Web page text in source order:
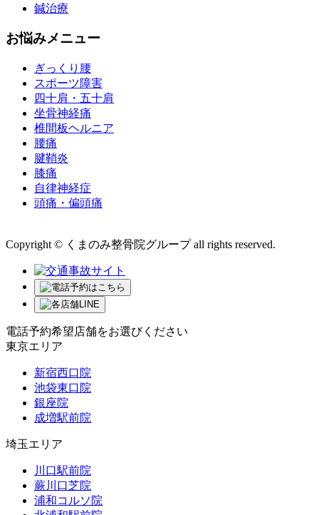
鍼治療
お悩みメニュー
ぎっくり腰
スポーツ障害
四十肩・五十肩
坐骨神経痛
椎間板ヘルニア
腰痛
腱鞘炎
膝痛
自律神経症
頭痛・偏頭痛
Copyright © くまのみ整骨院グループ all rights reserved.
電話予約希望店舗をお選びください
東京エリア
新宿西口院
池袋東口院
銀座院
成増駅前院
埼玉エリア
川口駅前院
蕨川口芝院
浦和コルソ院